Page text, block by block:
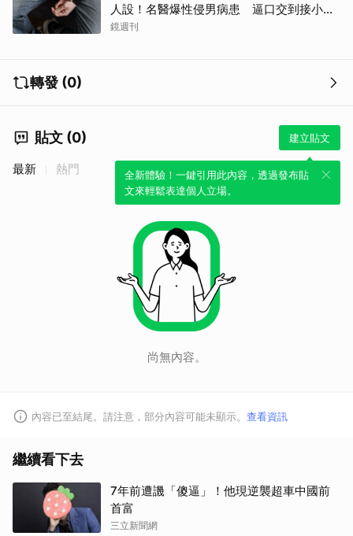
人設！名醫爆性侵男病患 逼口交到接小孩
鬧鐘響才停
鏡週刊
轉發 (0)
貼文 (0) 建立貼文
全新體驗！一鍵引用此內容，透過發布貼
文來輕鬆表達個人立場。
最新 熱門
尚無內容。
內容已至結尾。請注意，部分內容可能未顯示。 查看資訊
繼續看下去
7年前遭譏「傻逼」！他現逆襲超車中國前
首富
三立新聞網
取消